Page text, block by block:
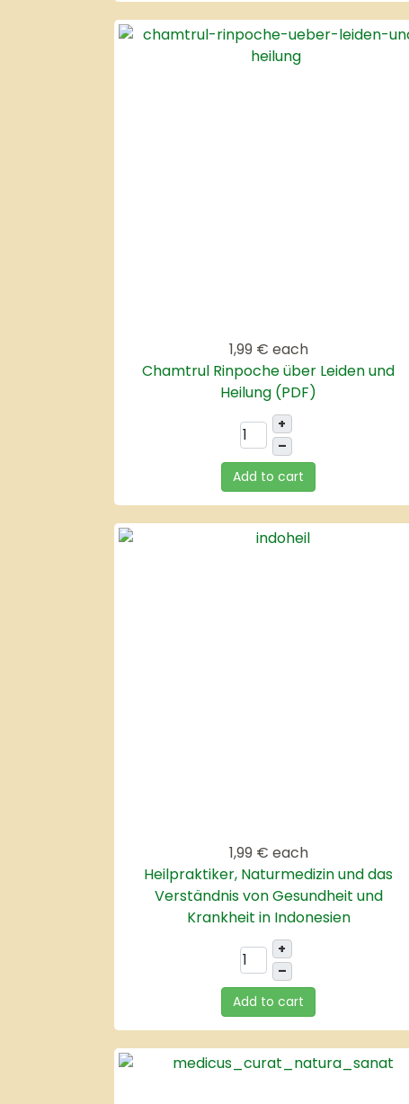
1,99 € each
Chamtrul Rinpoche über Leiden und
Heilung (PDF)
+
–
Add to cart
1,99 € each
Heilpraktiker, Naturmedizin und das
Verständnis von Gesundheit und
Krankheit in Indonesien
+
–
Add to cart